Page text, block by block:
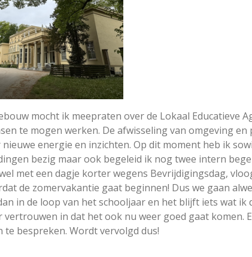
mocht ik meepraten over de Lokaal Educatieve
te mogen werken. De afwisseling van omgeving
energie en inzichten. Op dit moment heb ik
bezig maar ook begeleid ik nog twee intern
met een dagje korter wegens Bevrijdigingsdag,
de zomervakantie gaat beginnen! Dus we gaan
in de loop van het schooljaar en het blijft iets wat ik
vertrouwen in dat het ook nu weer goed gaat komen.
te bespreken. Wordt vervolgd dus!